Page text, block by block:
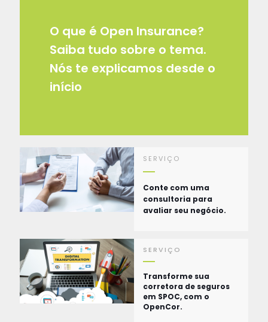
O que é Open Insurance?
Saiba tudo sobre o tema.
Nós te explicamos desde o
início
SERVIÇO
Conte com uma
consultoria para
avaliar seu negócio.
SERVIÇO
Transforme sua
corretora de seguros
em SPOC, com o
OpenCor.